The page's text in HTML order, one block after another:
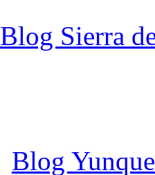
Blog Sierra
Blog